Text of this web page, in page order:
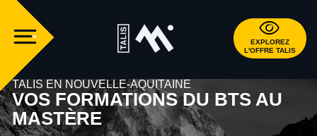
EXPLOREZ
L'OFFRE TALIS
TALIS EN NOUVELLE-AQUITAINE
VOS FORMATIONS DU BTS AU
MASTÈRE